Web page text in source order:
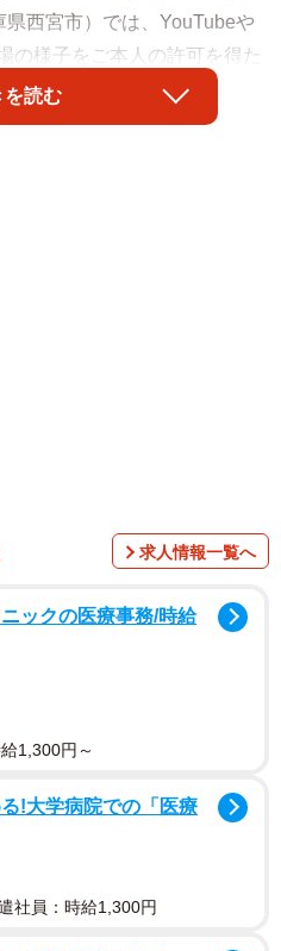
西宮市）では、YouTubeや
の様子をご本人の許可を得た
現状から脱出したい、きれ
たいという気持ちが伝わっ
聞くなか、母親が失踪した
を読む
求人情報一覧へ
ックの医療事務/時給
1,300円～
!大学病院での「医療
社員：時給1,300円